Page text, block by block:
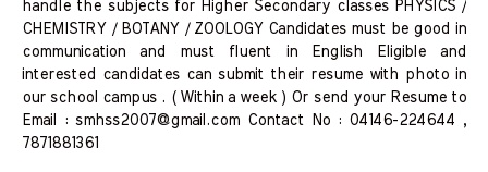
handle the subjects for Higher Secondary classes PHYSICS /
CHEMISTRY / BOTANY / ZOOLOGY Candidates must be good in
communication and must fluent in English Eligible and
interested candidates can submit their resume with photo in
our school campus . ( Within a week ) Or send your Resume to
Email : smhss2007@gmail.com Contact No : 04146-224644 ,
7871881361